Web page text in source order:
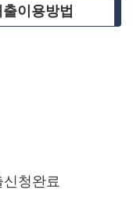
이용방법
청완료